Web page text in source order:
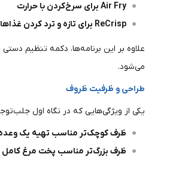
Air Fry برای سرخ‌کردن با حرارت
ReCrisp برای تازه و ترد کردن غذاهای مانده
علاوه بر این برنامه‌ها، دکمه تنظیم
می‌شود.
طراحی و ظرفیت ظروف
یکی از ویژگی‌هایی که در نگاه اول
ظرف کوچک‌تر مناسب تهیه یک وعده
ظرف بزرگ‌تر مناسب پخت مرغ کامل یا حداکثر 1.2